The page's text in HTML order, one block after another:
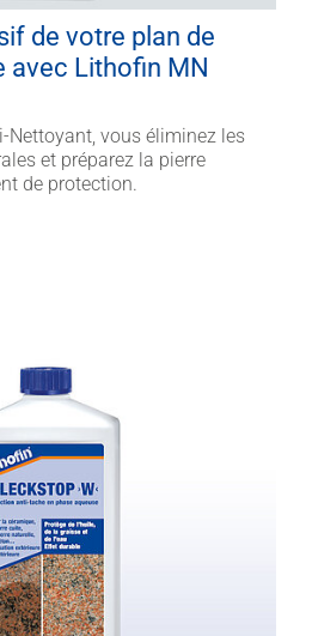
de votre plan de
avec Lithofin MN
vous éliminez les
et préparez la pierre
de protection.